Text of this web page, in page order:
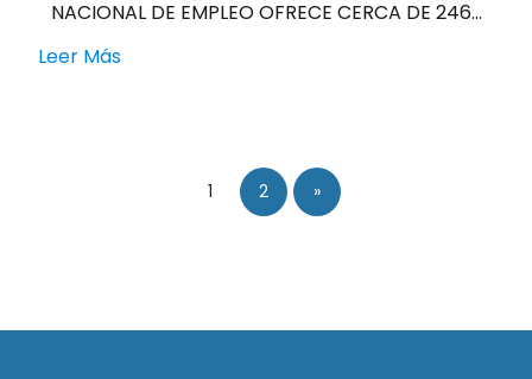
NACIONAL DE EMPLEO OFRECE CERCA DE 246…
Leer Más
1 2 »